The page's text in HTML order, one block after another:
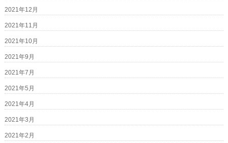
2021年12月
2021年11月
2021年10月
2021年9月
2021年7月
2021年5月
2021年4月
2021年3月
2021年2月